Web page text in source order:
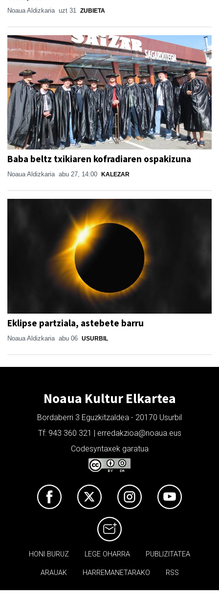
Noaua Aldizkaria uzt 31 ZUBIETA
Baba beltz txikiaren kofradiaren ospakizuna
Noaua Aldizkaria abu 27, 14:00 KALEZAR
Eklipse partziala, astebete barru
Noaua Aldizkaria abu 06 USURBIL
Noaua Kultur Elkartea
Bordaberri 3 Eguzkitzaldea - 20170 Usurbil
Tf: 943 360 321 | erredakzioa@noaua.eus
Codesyntaxek garatua
HONI BURUZ LEGE OHARRA PUBLIZITATEA
ARAUAK HARREMANETARAKO RSS